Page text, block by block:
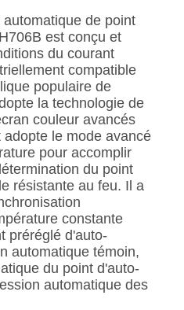
de point
est conçu et
du courant
compatible
populaire de
la technologie de
couleur avancés
le mode avancé
pour accomplir
du point
résistante au feu. Il a
constante
préréglé d'auto-
automatique témoin,
du point d'auto-
automatique des